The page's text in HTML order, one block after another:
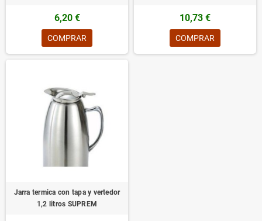
6,20 €
COMPRAR
10,73 €
COMPRAR
Jarra termica con tapa y vertedor
1,2 litros SUPREM